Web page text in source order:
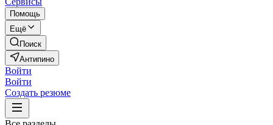
Помощь
Ещё
Поиск
Антипино
Войти
Войти
Создать резюме